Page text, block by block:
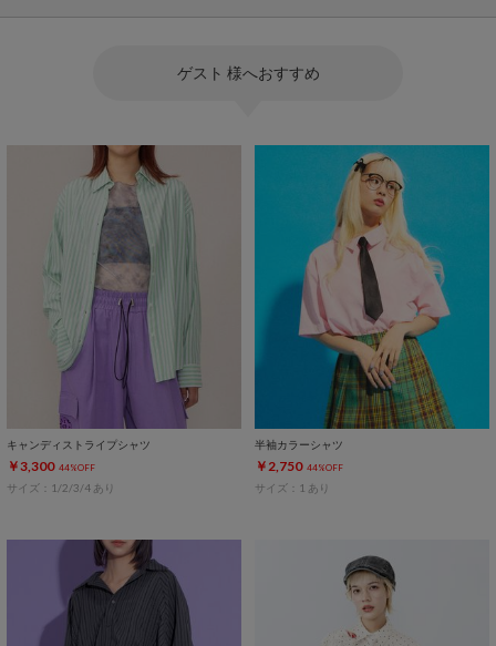
ゲスト 様へおすすめ
キャンディストライプシャツ
￥3,300 44%OFF
サイズ：1/2/3/4 あり
半袖カラーシャツ
￥2,750 44%OFF
サイズ：1 あり